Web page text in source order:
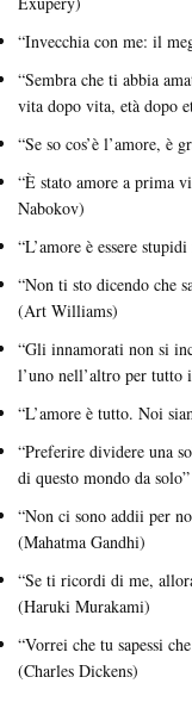
“Invecchia con me: il
“Sembra che ti abbia
vita dopo vita, età dopo
“Se so cos’è l’amore, è
“È stato amore a prima
Nabokov)
“L’amore è essere
“Non ti sto dicendo che
(Art Williams)
“Gli innamorati non si
l’uno nell’altro per tutto
“L’amore è tutto. Noi
“Preferire dividere una
di questo mondo da
“Non ci sono addii per
(Mahatma Gandhi)
“Se ti ricordi di me,
(Haruki Murakami)
“Vorrei che tu sapessi
(Charles Dickens)